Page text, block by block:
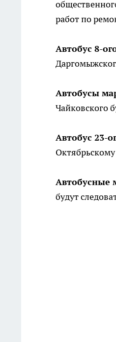
работ по
Автобус 8-
Автобусы
Чайковского
Автобус 23-
Автобусные
будут